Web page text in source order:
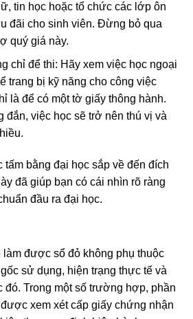
tin học hoặc tổ chức các lớp ôn
đãi cho sinh viên. Đừng bỏ qua
quý giá này.
chỉ để thi: Hãy xem việc học ngoại
trang bị kỹ năng cho công việc
là để có một tờ giấy thông hành.
đắn, việc học sẽ trở nên thú vị và
tấm bằng đại học sắp về đến đích
đã giúp bạn có cái nhìn rõ ràng
đầu ra đại học.
được sổ đỏ không phụ thuộc
sử dụng, hiện trạng thực tế và
đó. Trong một số trường hợp, phần
xem xét cấp giấy chứng nhận